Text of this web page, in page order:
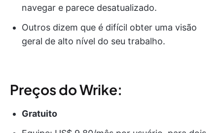
navegar e parece desatualizado.
Outros dizem que é difícil obter uma visão
geral de alto nível do seu trabalho.
Preços do Wrike:
Gratuito